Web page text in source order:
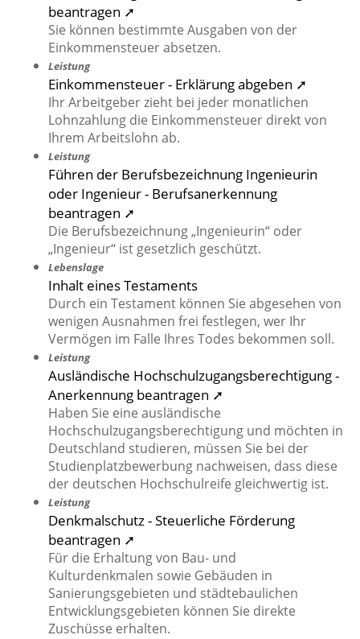
beantragen ➚
Sie können bestimmte Ausgaben von der
Einkommensteuer absetzen.
Leistung
Einkommensteuer - Erklärung abgeben ➚
Ihr Arbeitgeber zieht bei jeder monatlichen
Lohnzahlung die Einkommensteuer direkt von
Ihrem Arbeitslohn ab.
Leistung
Führen der Berufsbezeichnung Ingenieurin
oder Ingenieur - Berufsanerkennung
beantragen ➚
Die Berufsbezeichnung „Ingenieurin“ oder
„Ingenieur“ ist gesetzlich geschützt.
Lebenslage
Inhalt eines Testaments
Durch ein Testament können Sie abgesehen von
wenigen Ausnahmen frei festlegen, wer Ihr
Vermögen im Falle Ihres Todes bekommen soll.
Leistung
Ausländische Hochschulzugangsberechtigung -
Anerkennung beantragen ➚
Haben Sie eine ausländische
Hochschulzugangsberechtigung und möchten in
Deutschland studieren, müssen Sie bei der
Studienplatzbewerbung nachweisen, dass diese
der deutschen Hochschulreife gleichwertig ist.
Leistung
Denkmalschutz - Steuerliche Förderung
beantragen ➚
Für die Erhaltung von Bau- und
Kulturdenkmalen sowie Gebäuden in
Sanierungsgebieten und städtebaulichen
Entwicklungsgebieten können Sie direkte
Zuschüsse erhalten.